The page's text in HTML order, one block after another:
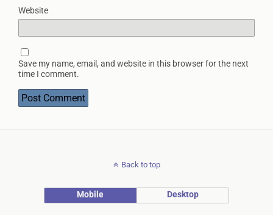
Website
Save my name, email, and website in this browser for the next
time I comment.
Back to top
Mobile Desktop